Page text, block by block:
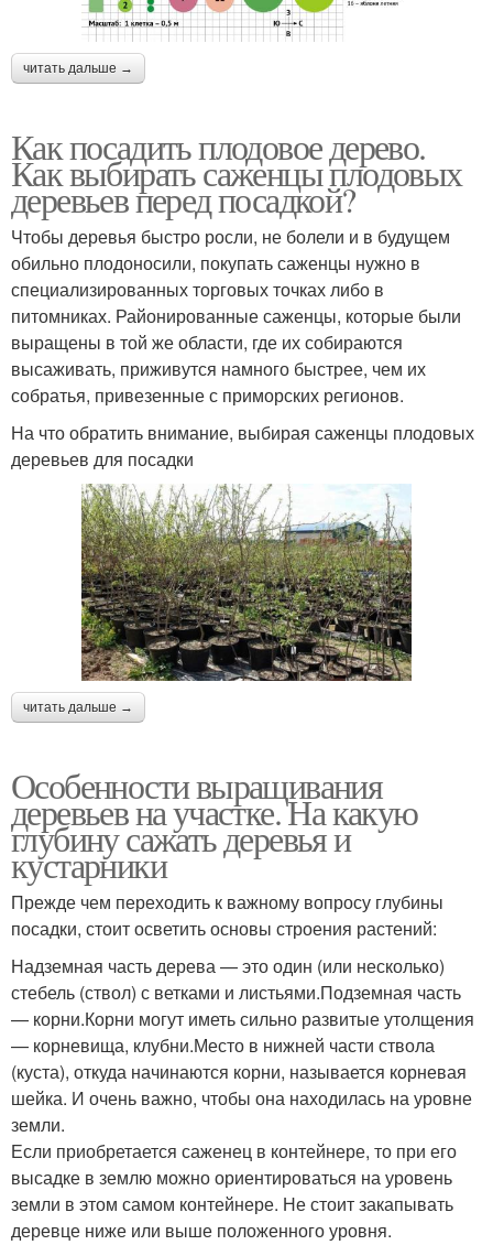
читать дальше →
Как посадить плодовое дерево.
Как выбирать саженцы плодовых
деревьев перед посадкой?
Чтобы деревья быстро росли, не болели и в будущем
обильно плодоносили, покупать саженцы нужно в
специализированных торговых точках либо в
питомниках. Районированные саженцы, которые были
выращены в той же области, где их собираются
высаживать, приживутся намного быстрее, чем их
собратья, привезенные с приморских регионов.
На что обратить внимание, выбирая саженцы плодовых
деревьев для посадки
читать дальше →
Особенности выращивания
деревьев на участке. На какую
глубину сажать деревья и
кустарники
Прежде чем переходить к важному вопросу глубины
посадки, стоит осветить основы строения растений:
Надземная часть дерева — это один (или несколько)
стебель (ствол) с ветками и листьями.Подземная часть
— корни.Корни могут иметь сильно развитые утолщения
— корневища, клубни.Место в нижней части ствола
(куста), откуда начинаются корни, называется корневая
шейка. И очень важно, чтобы она находилась на уровне
земли.
Если приобретается саженец в контейнере, то при его
высадке в землю можно ориентироваться на уровень
земли в этом самом контейнере. Не стоит закапывать
деревце ниже или выше положенного уровня.